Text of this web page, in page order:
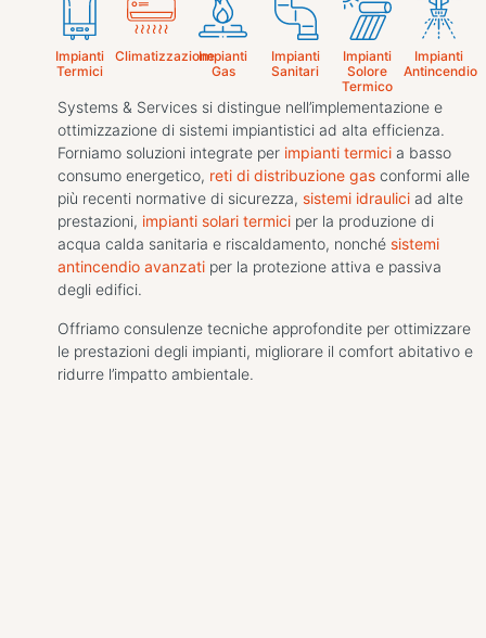
Impianti
Termici
ClimatizzazioneImpianti
Gas
Impianti
Sanitari
Impianti
Solore
Termico
Impianti
Antincendio
Systems & Services si distingue nell’implementazione e
ottimizzazione di sistemi impiantistici ad alta efficienza.
Forniamo soluzioni integrate per impianti termicia basso
consumo energetico, reti di distribuzione gasconformi alle
più recenti normative di sicurezza, sistemi idrauliciad alte
prestazioni, impianti solari termiciper la produzione di
acqua calda sanitaria e riscaldamento, nonché sistemi
antincendio avanzatiper la protezione attiva e passiva
degli edifici.
Offriamo consulenze tecniche approfondite per ottimizzare
le prestazioni degli impianti, migliorare il comfort abitativo e
ridurre l’impatto ambientale.